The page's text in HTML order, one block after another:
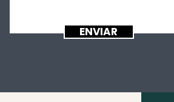
ENVIAR